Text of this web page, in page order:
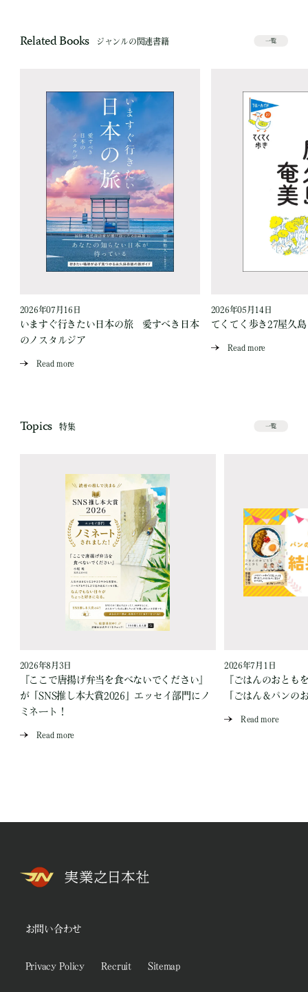
Related Books ジャンルの関連書籍 一覧
2026年07月16日
いますぐ行きたい日本の旅 愛すべき日本
のノスタルジア
Read more
2026年05月14日
てくてく歩き27屋久
Read more
Topics 特集 一覧
2026年8月3日
『ここで唐揚げ弁当を食べないでください』
が「SNS推し本大賞2026」エッセイ部門にノ
ミネート！
Read more
2026年7月1日
『ごはんのおとも
「ごはん＆パンの
Read more
お問い合わせ
Privacy Policy Recruit Sitemap